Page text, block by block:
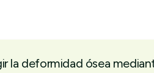
la deformidad ósea